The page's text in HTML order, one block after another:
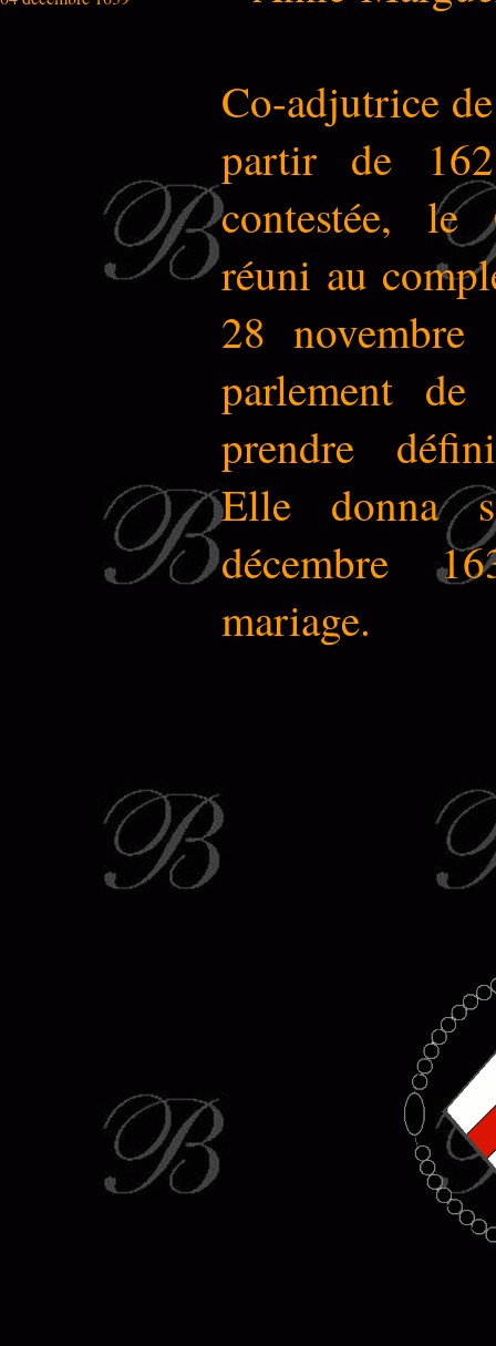
Co-adjutrice
partir de
contestée, le
réuni au
28
parlement
prendre
Elle donna
décembre
mariage.